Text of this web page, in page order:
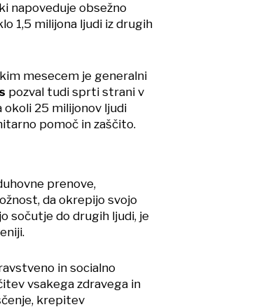
napoveduje obsežno
1,5 milijona ljudi iz drugih
mesecem je generalni
pozval tudi sprti strani v
okoli 25 milijonov ljudi
pomoč in zaščito.
prenove,
da okrepijo svojo
sočutje do drugih ljudi, je
in socialno
vsakega zdravega in
krepitev